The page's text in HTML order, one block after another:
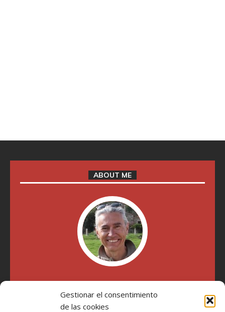
Gestionar el consentimiento
de las cookies
ABOUT ME
"Soy Manel Hospido, nací en Valencia en 1969 y desde el
año 2007 he escrito sobre motos en distintos medios.
Millatrece.com es una apuesta por escribir sobre lo que me